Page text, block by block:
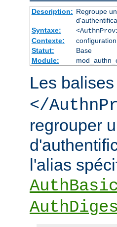
Description: Regroupe
Syntaxe:
Contexte:
Statut:
Base
Module:
Les balises
</
regrouper
l'alias